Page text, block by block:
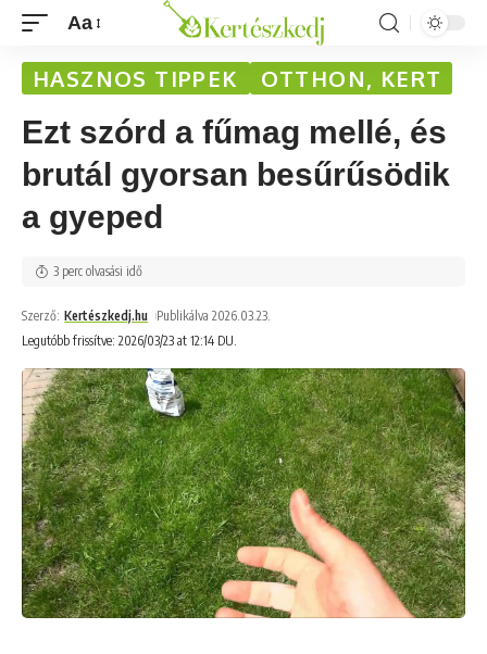
Aa
HASZNOS TIPPEK OTTHON, KERT
Ezt szórd a fűmag mellé, és
brutál gyorsan besűrűsödik
a gyeped
Legutóbb frissítve: 2026/03/23 at 12:14 DU.
Szerző: Kertészkedj.hu Publikálva 2026.03.23.
3 perc olvasási idő